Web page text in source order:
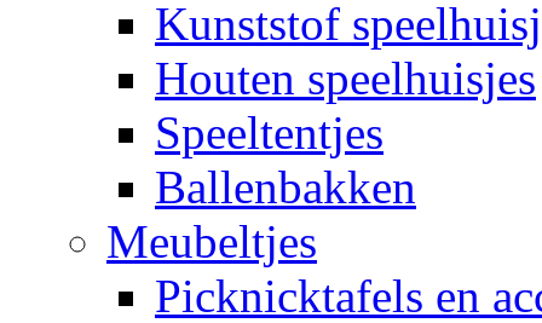
Kunststof
Houten speelhuisjes
Speeltentjes
Ballenbakken
Meubeltjes
Picknicktafels en